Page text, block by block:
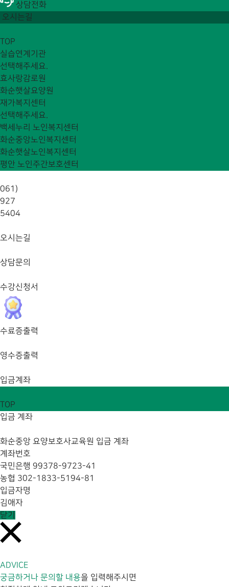
상담전화
오시는길
TOP
실습연계기관
선택해주세요.
효사랑감로원
화순햇살요양원
재가복지센터
선택해주세요.
백세누리 노인복지센터
화순중앙노인복지센터
화순햇살노인복지센터
평안 노인주간보호센터
061)
927
5404
오시는길
상담문의
수강신청서
수료증출력
영수증출력
입금계좌
TOP
입금 계좌
화순중앙 요양보호사교육원 입금 계좌
계좌번호
국민은행 99378-9723-41
농협 302-1833-5194-81
입금자명
김애자
닫기
ADVICE
궁금하거나 문의할 내용을 입력해주시면